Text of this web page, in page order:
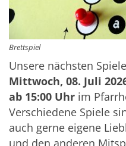
Brettspiel
Unsere nächsten
Mittwoch, 08. Juli
ab 15:00 Uhr im
Verschiedene Spiele
auch gerne eigene
und den anderen